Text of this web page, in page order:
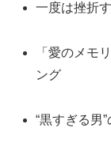
一度は挫折
「愛のメモ
ング
“黒すぎる男